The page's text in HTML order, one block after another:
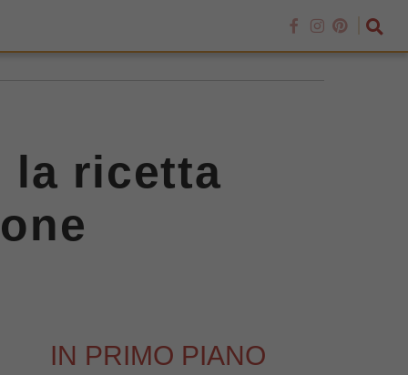
la ricetta
IN PRIMO PIANO